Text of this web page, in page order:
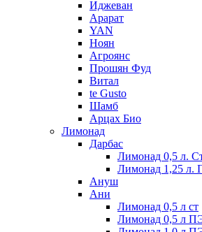
Иджеван
Арарат
YAN
Ноян
Агроянс
Прошян Фуд
Витал
te Gusto
Шамб
Арцах Био
Лимонад
Дарбас
Лимонад 0,5 л.
Лимонад 1,25 л.
Ануш
Ани
Лимонад 0,5 л ст
Лимонад 0,5 л